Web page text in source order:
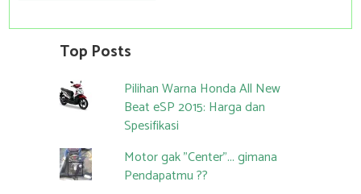
Top Posts
Pilihan Warna Honda All New
Beat eSP 2015: Harga dan
Spesifikasi
Motor gak "Center"... gimana
Pendapatmu ??